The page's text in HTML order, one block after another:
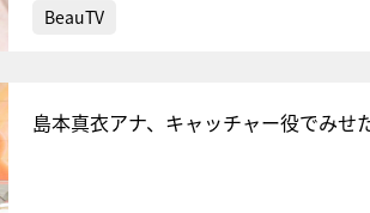
BeauTV
島本真衣アナ、キャッチャー役でみせ